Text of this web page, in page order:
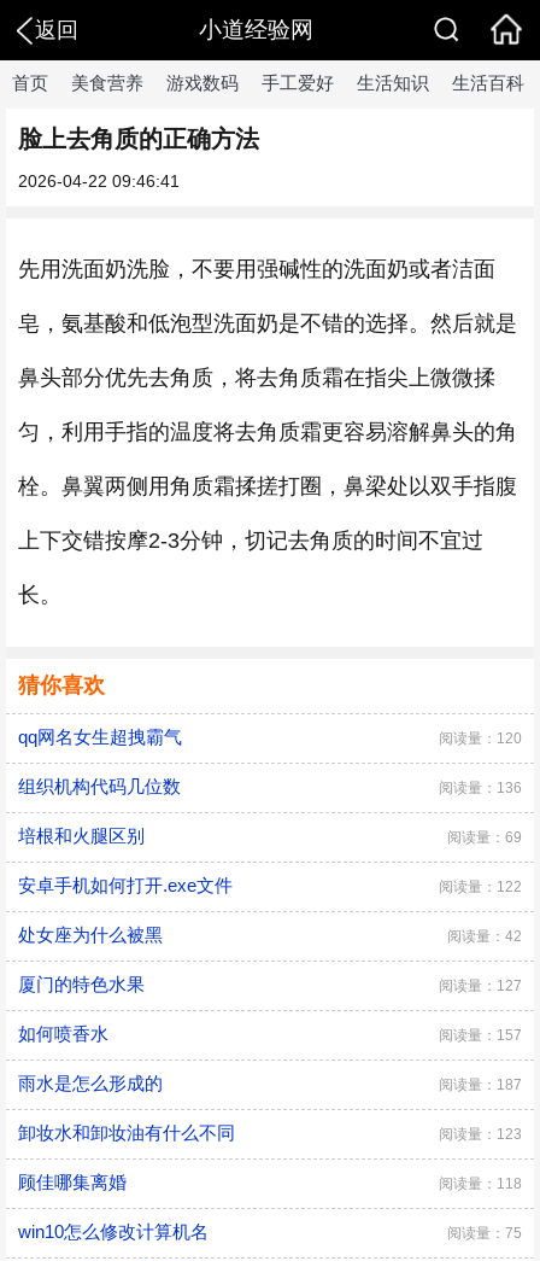
返回 小道经验网
首页 美食营养 游戏数码 手工爱好 生活知识 生活百科
脸上去角质的正确方法
2026-04-22 09:46:41
先用洗面奶洗脸，不要用强碱性的洗面奶或者洁面
皂，氨基酸和低泡型洗面奶是不错的选择。然后就是
鼻头部分优先去角质，将去角质霜在指尖上微微揉
匀，利用手指的温度将去角质霜更容易溶解鼻头的角
栓。鼻翼两侧用角质霜揉搓打圈，鼻梁处以双手指腹
上下交错按摩2-3分钟，切记去角质的时间不宜过
长。
猜你喜欢
qq网名女生超拽霸气 阅读量：120
组织机构代码几位数 阅读量：136
培根和火腿区别 阅读量：69
安卓手机如何打开.exe文件 阅读量：122
处女座为什么被黑 阅读量：42
厦门的特色水果 阅读量：127
如何喷香水 阅读量：157
雨水是怎么形成的 阅读量：187
卸妆水和卸妆油有什么不同 阅读量：123
顾佳哪集离婚 阅读量：118
win10怎么修改计算机名 阅读量：75